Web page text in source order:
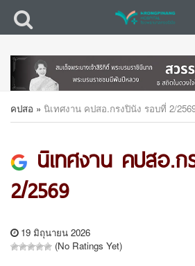
คปสอ » นิเทศงาน คปสอ.กรงปินัง รอบที่ 2/
นิเทศงาน คปสอ.
2/2569
19 มิถุนายน 2026
(No Ratings Yet)